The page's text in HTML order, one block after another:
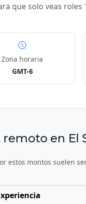
que solo veas
Zona horaria
GMT-6
en El
estos montos suelen